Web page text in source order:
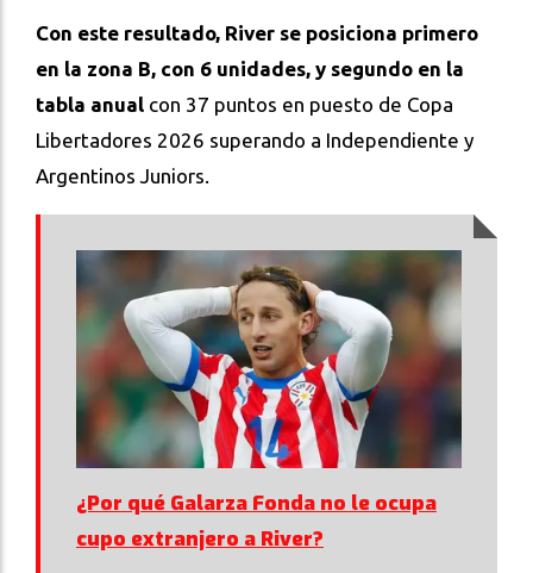
Con este resultado, River se posiciona primero
en la zona B, con 6 unidades, y segundo en la
tabla anual con 37 puntos en puesto de Copa
Libertadores 2026 superando a Independiente y
Argentinos Juniors.
¿Por qué Galarza Fonda no le ocupa
cupo extranjero a River?